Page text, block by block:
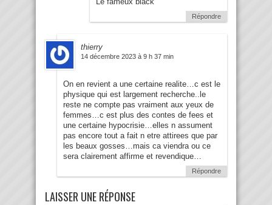
Répondre
thierry
14 décembre 2023 à 9 h 37 min
On en revient a une certaine realite…c est le
physique qui est largement recherche..le
reste ne compte pas vraiment aux yeux de
femmes…c est plus des contes de fees et
une certaine hypocrisie…elles n assument
pas encore tout a fait n etre attirees que par
les beaux gosses…mais ca viendra ou ce
sera clairement affirme et revendique…
Répondre
LAISSER UNE RÉPONSE